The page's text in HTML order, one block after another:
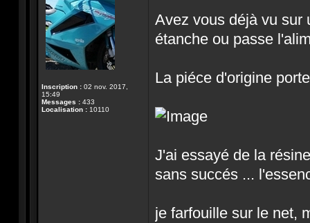
Inscription : 02 nov. 2017,
15:49
Messages : 433
Localisation : 10110
Avez vous déjà vu sur
étanche ou passe
La piéce d'origine
J'ai essayé de la
sans succés ...
je farfouille sur le net,